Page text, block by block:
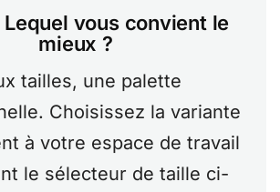
vous convient le
mieux ?
tailles, une palette
Choisissez la variante
à votre espace de travail
le sélecteur de taille ci-